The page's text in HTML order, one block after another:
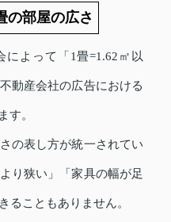
の部屋の広さ
よって「1畳=1.62㎡以
動産会社の広告における
す。
の表し方が統一されてい
り狭い」「家具の幅が足
ることもありません。